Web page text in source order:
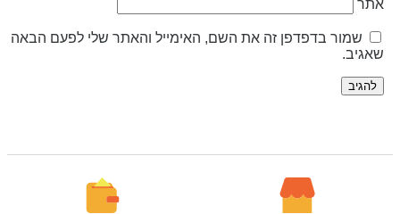
בדפדפן זה את השם, האימייל והאתר שלי לפעם הבאה